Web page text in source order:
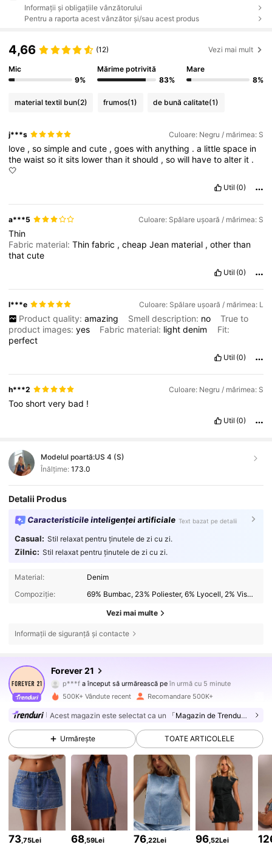
Informații și obligațiile vânzătorului
Pentru a raporta acest vânzător și/sau acest produs
4,66 (12) Vezi mai mult
Mic
9%
Mărime potrivită
83%
Mare
8%
material textil bun(2) frumos(1) de bună calitate(1)
j***s Culoare: Negru / mărimea: S
love ,sosimpleandcute ,goeswithanything .a littlespace in
thewaistso itsits lowerthan itshould ,sowill havetoalter it .
🤍
Util (0)
a***5 Culoare: Spălare ușoară / mărimea: S
Thin
Fabric material:Thinfabric ,cheapJean material ,otherthan
thatcute
Util (0)
l***e Culoare: Spălare ușoară / mărimea: L
Product quality: amazing Smell description: no
True to
product images:yes Fabric material: lightdenim
Fit:
perfect
Util (0)
h***2 Culoare: Negru / mărimea: S
Tooshortvery bad !
Util (0)
Modelul poartă:US 4 (S)
Înălțime: 173.0
Detalii Produs
Caracteristicile inteligenței artificiale Text bazat pe detalii
Casual: Stil relaxat pentru ținutele de zi cu zi.
Zilnic: Stil relaxat pentru ținutele de zi cu zi.
Material:
Denim
Compoziție:
69% Bumbac, 23% Poliester, 6% Lyocell, 2% Viscoză
Vezi mai multe
Informații de siguranță și contacte
Forever 21
p***fa început să urmărească pe
m***ynavighează
4,78
825K Urmăritori
4,78 825K Urmăritori
4,78 825K Urmăritori
825K Urmăritori
500K+ Vândute recent Recomandare 500K+
Acest magazin este selectat ca un 「Magazin de Trenduri」
Urmărește TOATE ARTICOLELE
73,75Lei 68,59Lei 76,22Lei 96,52Lei